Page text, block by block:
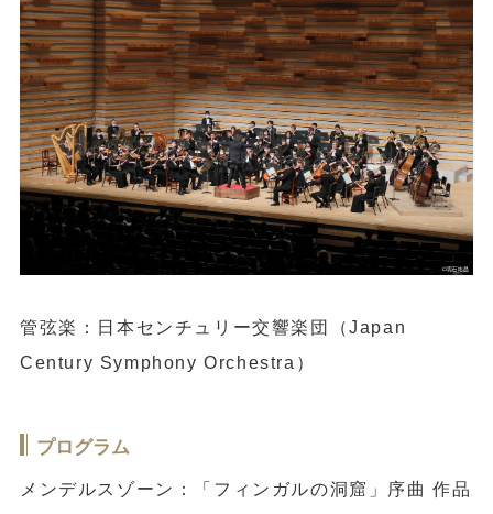
管弦楽：日本センチュリー交響楽団（Japan
Century Symphony Orchestra）
プログラム
メンデルスゾーン：「フィンガルの洞窟」序曲 作品